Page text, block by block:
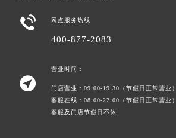
 网点服务热线
400-877-2083

营业时间：
门店营业：09:00-19:30（节假日正常营业）
客服在线：08:00-22:00（节假日正常营业）
客服及门店节假日不休